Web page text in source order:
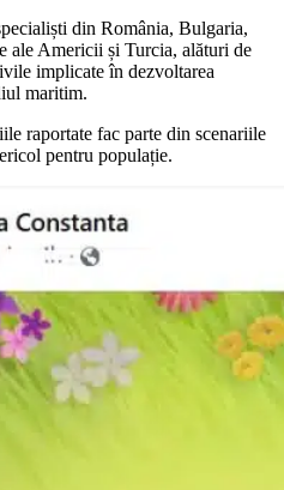
din România, Bulgaria,
ale Americii și Turcia, alături de
implicate în dezvoltarea
maritim.
raportate fac parte din scenariile
pentru populație.